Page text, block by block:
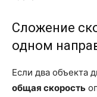
Сложение
одном
Если два объекта
общая скорость